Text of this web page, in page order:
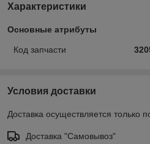
Характеристики
Основные атрибуты
Код запчасти
Условия доставки
Доставка осуществляется только
Доставка "Самовывоз"